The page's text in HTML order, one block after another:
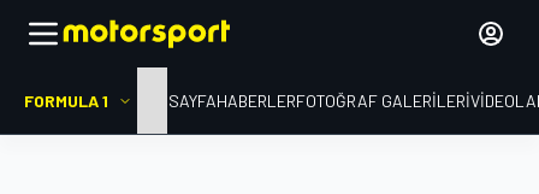
FORMULA 1 ANA SAYFAHABERLERFOTOĞRAF GALERILERI